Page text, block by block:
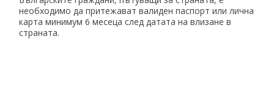
необходимо да притежават валиден паспорт или лична
карта минимум 6 месеца след датата на влизане в
страната.